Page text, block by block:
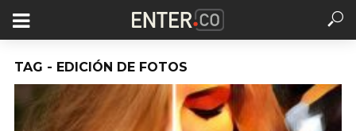
TAG - EDICIÓN DE FOTOS